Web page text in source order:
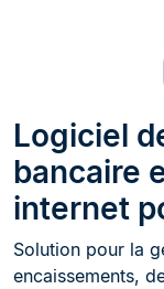
Logiciel
bancaire
internet
Solution pour la
encaissements,